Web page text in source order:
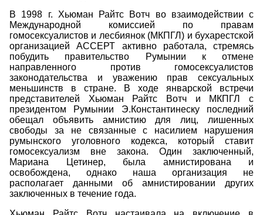
В 1998 г. Хьюман Райтс Вотч во взаимодействии с
Международной комиссией по правам
гомосексуалистов и лесбиянок (МКПГЛ) и бухарестской
организацией АССЕРТ активно работала, стремясь
побудить правительство Румынии к отмене
направленного против гомосексуалистов
законодательства и уважению прав сексуальных
меньшинств в стране. В ходе январской встречи
представителей Хьюман Райтс Вотч и МКПГЛ с
президентом Румынии Э.Константинеску последний
обещал объявить амнистию для лиц, лишенных
свободы за не связанные с насилием нарушения
румынского уголовного кодекса, который ставит
гомосексуализм вне закона. Один заключенный,
Мариана Цетинер, была амнистирована и
освобождена, однако наша организация не
располагает данными об амнистировании других
заключенных в течение года.